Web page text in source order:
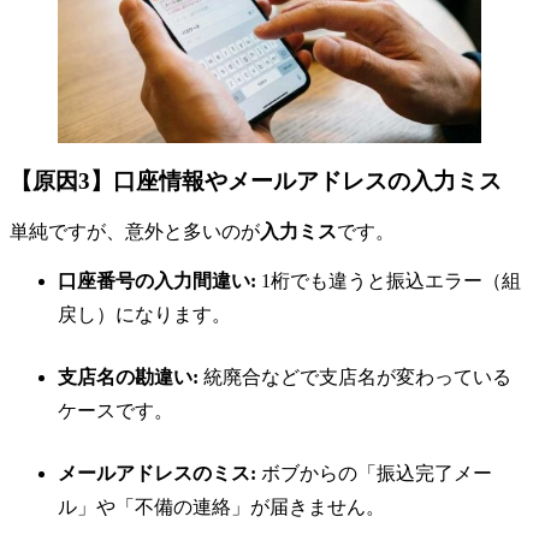
【原因3】口座情報やメールアドレスの入力ミス
単純ですが、意外と多いのが入力ミスです。
口座番号の入力間違い: 1桁でも違うと振込エラー（組
戻し）になります。
支店名の勘違い: 統廃合などで支店名が変わっている
ケースです。
メールアドレスのミス: ボブからの「振込完了メー
ル」や「不備の連絡」が届きません。